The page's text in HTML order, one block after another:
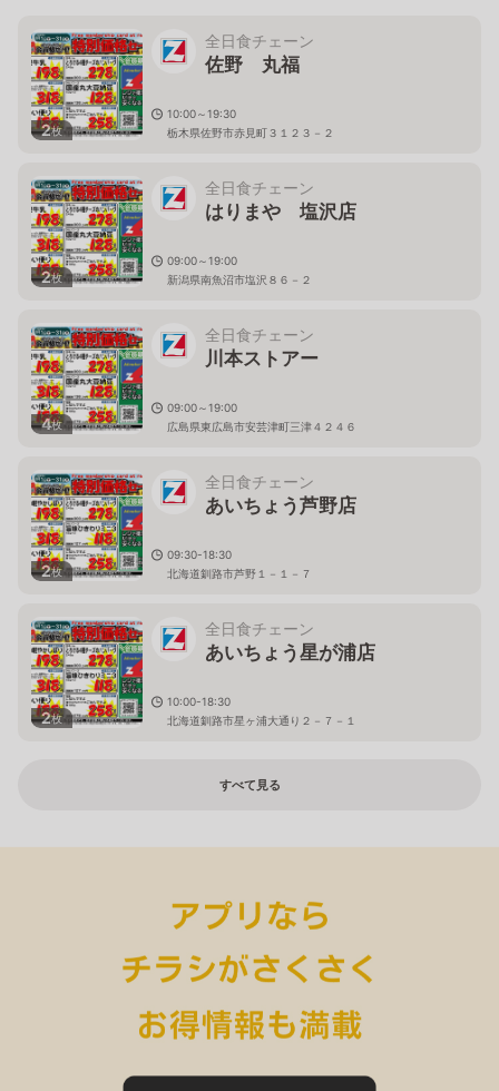
2枚
全日食チェーン
佐野 丸福
10:00～19:30
栃木県佐野市赤見町３１２３－２
2枚
全日食チェーン
はりまや 塩沢店
09:00～19:00
新潟県南魚沼市塩沢８６－２
4枚
全日食チェーン
川本ストアー
09:00～19:00
広島県東広島市安芸津町三津４２４６
2枚
全日食チェーン
あいちょう芦野店
09:30-18:30
北海道釧路市芦野１－１－７
2枚
全日食チェーン
あいちょう星が浦店
10:00-18:30
北海道釧路市星ヶ浦大通り２－７－１
すべて見る